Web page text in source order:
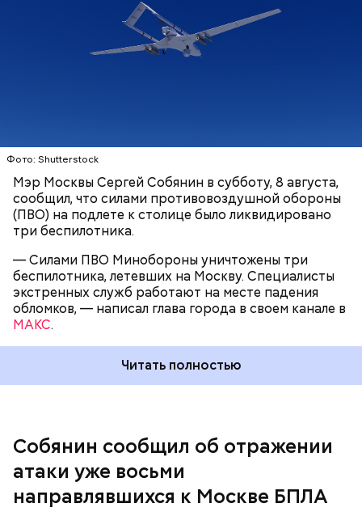
Фото: Shutterstock
Мэр Москвы Сергей Собянин в субботу, 8 августа,
сообщил, что силами противовоздушной обороны
(ПВО) на подлете к столице было ликвидировано
три беспилотника.
— Силами ПВО Минобороны уничтожены три
беспилотника, летевших на Москву. Специалисты
экстренных служб работают на месте падения
обломков, — написал глава города в своем канале в
МАКС.
противовоздушная оборона (ПВО) за день 7
ликвидировала 75 беспилотников
украинской армии над территорией России.
Читать полностью
Собянин сообщил об отражении
атаки уже восьми
направлявшихся к Москве БПЛА
выбило стеклапосле самой
массовой атаки БПЛА на регион.